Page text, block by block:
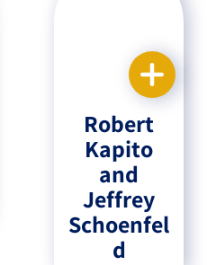
Robert
Kapito
and
Jeffrey
Schoenfel
d